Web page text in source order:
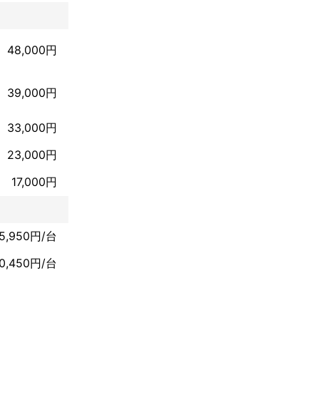
48,000円
39,000円
33,000円
23,000円
17,000円
円/台
円/台